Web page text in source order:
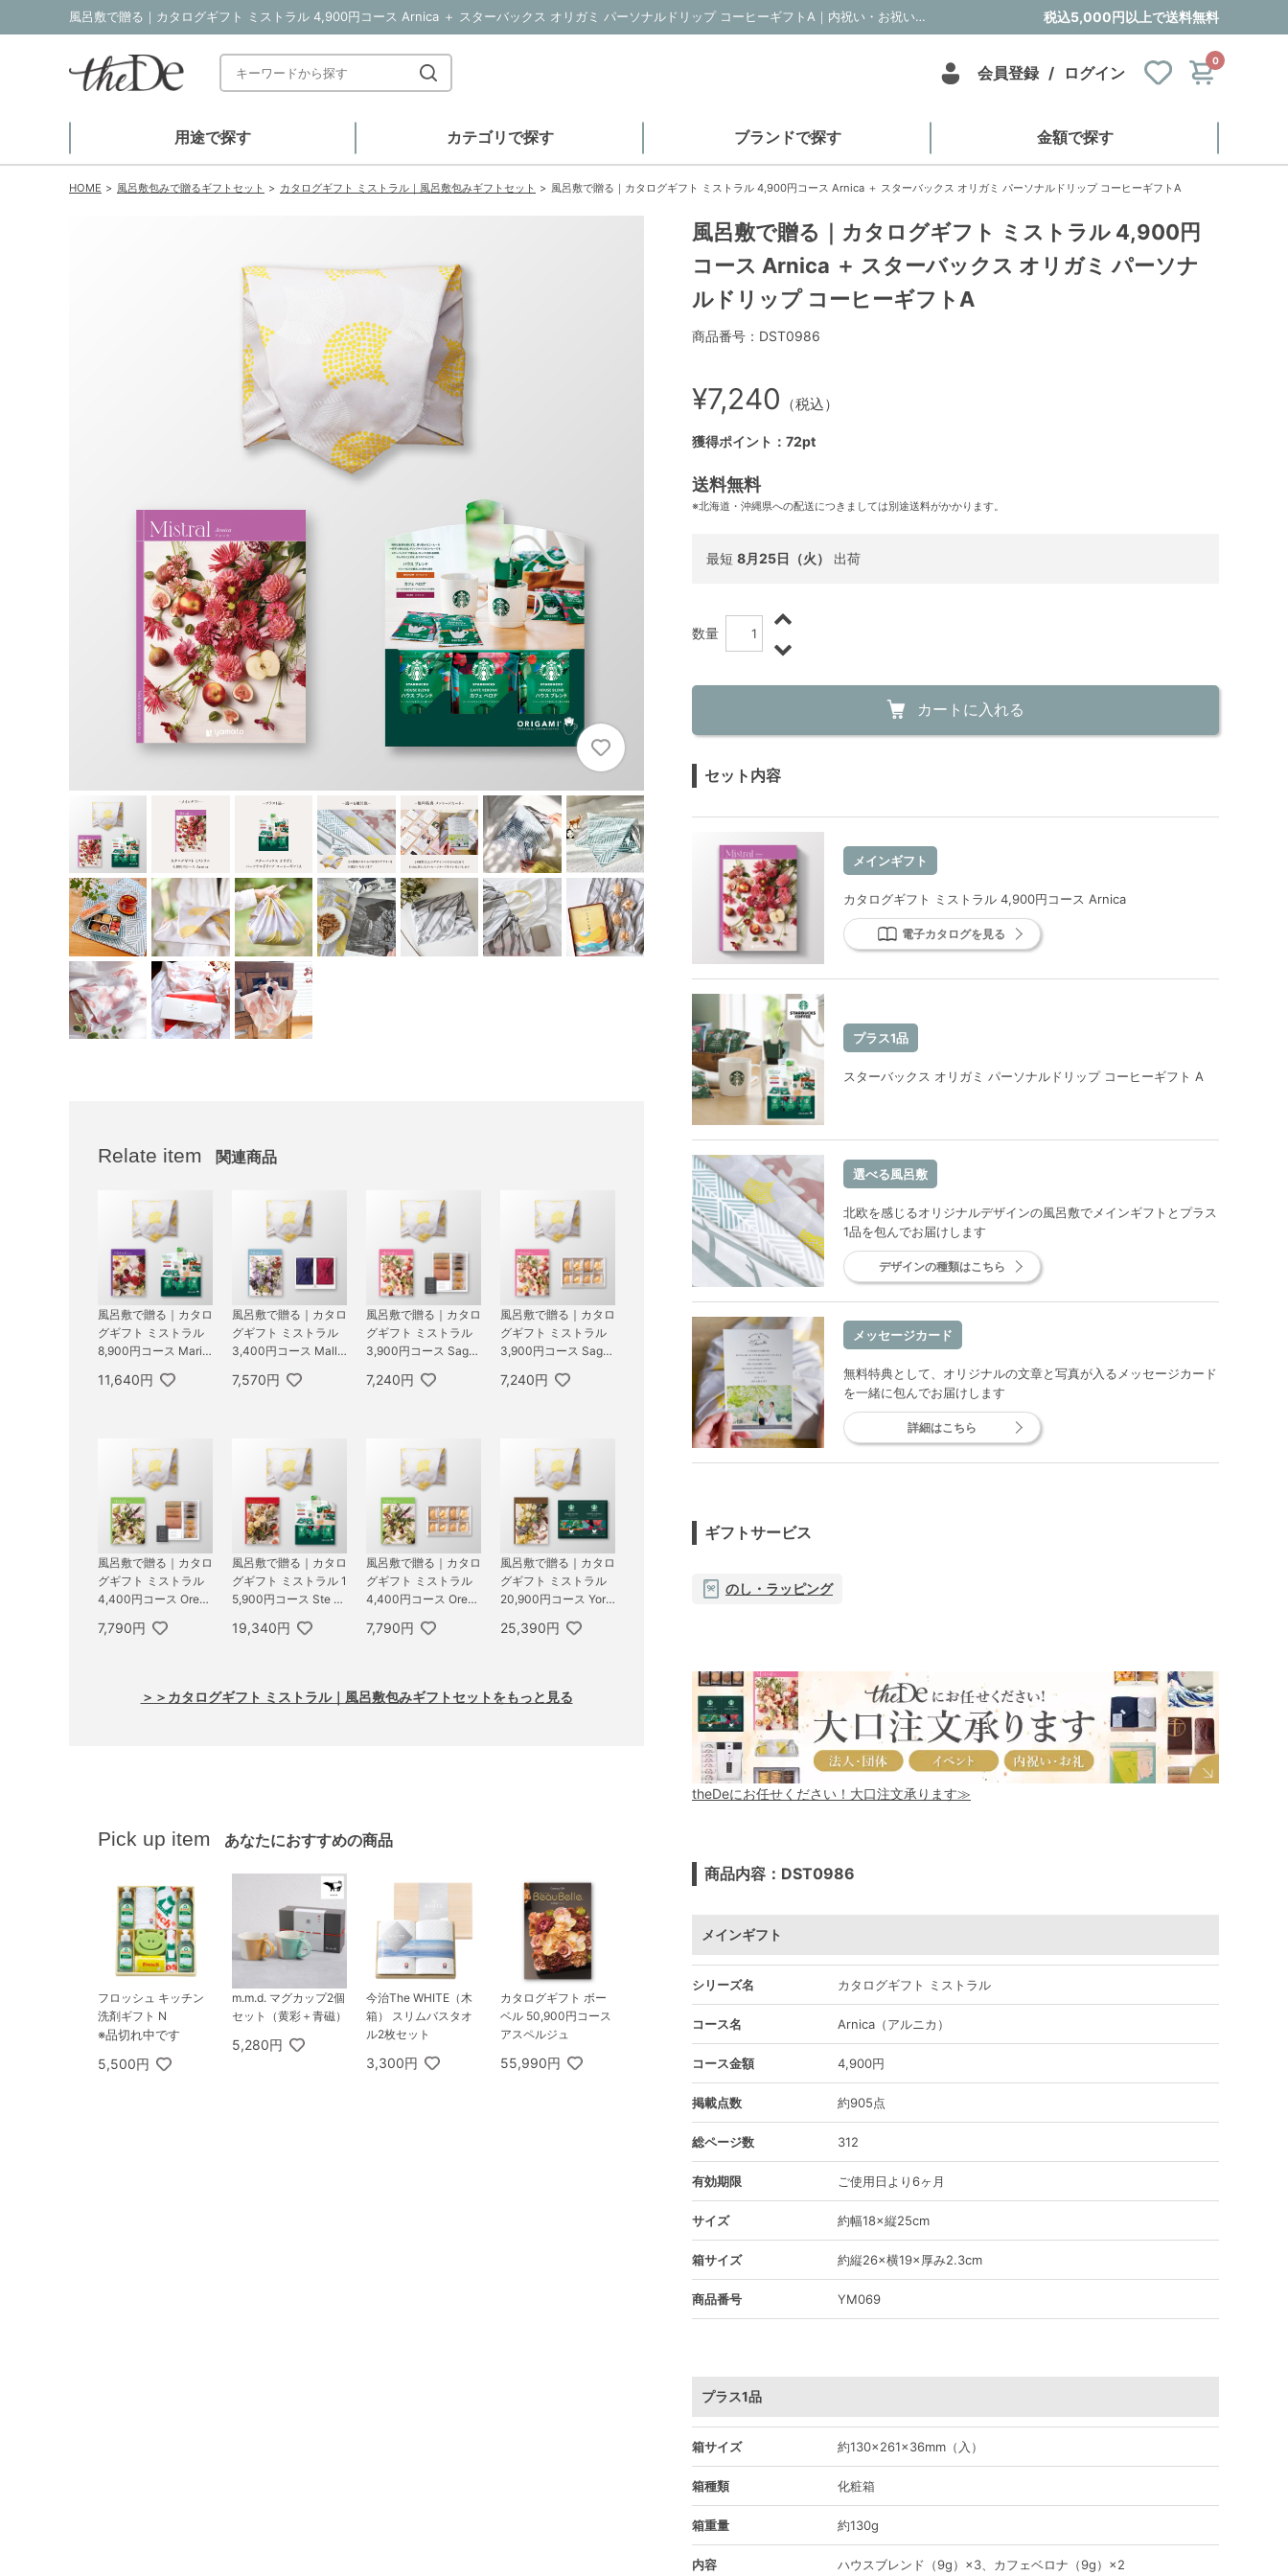
風呂敷で贈る｜カタログギフト ミストラル 4,900円コース Arnica ＋ スターバックス オリガミ パーソナルドリップ コーヒーギフトA｜内祝い・お祝い・ギフト・贈り物の通販サイトtheDe(ザディー) 税込5,000円以上で送料無料
会員登録 / ログイン
0
用途で探す カテゴリで探す ブランドで探す 金額で探す
HOME 風呂敷包みで贈るギフトセット カタログギフト ミストラル｜風呂敷包みギフトセット 風呂敷で贈る｜カタログギフト ミストラル 4,900円コース Arnica ＋ スターバックス オリガミ パーソナルドリップ コーヒーギフトA
Relate item 関連商品
風呂敷で贈る｜カタロ
グギフト ミストラル
8,900円コース Marig
オリガミ パーソナル
11,640円
風呂敷で贈る｜カタロ
グギフト ミストラル
3,400円コース Mallo
の恵みA
7,570円
風呂敷で贈る｜カタロ
グギフト ミストラル
3,900円コース Sage
Speciality Coffee＆
7,240円
風呂敷で贈る｜カタロ
グギフト ミストラル
3,900円コース Sage
トD
7,240円
風呂敷で贈る｜カタロ
グギフト ミストラル
4,400円コース Orega
ル Speciality Coffee
7,790円
風呂敷で贈る｜カタロ
グギフト ミストラル 1
5,900円コース Ste M
ス オリガミ パーソナ
19,340円
風呂敷で贈る｜カタロ
グギフト ミストラル
4,400円コース Orega
ットD
7,790円
風呂敷で贈る｜カタロ
グギフト ミストラル
20,900円コース York
リガミ パーソナルド
25,390円
＞＞カタログギフト ミストラル｜風呂敷包みギフトセットをもっと見る
Pick up item あなたにおすすめの商品
フロッシュ キッチン
洗剤ギフト N
※品切れ中です
5,500円
m.m.d. マグカップ2個
セット（黄彩＋青磁）
5,280円
今治The WHITE（木
箱） スリムバスタオ
ル2枚セット
3,300円
カタログギフト ボー
ベル 50,900円コース
アスペルジュ
55,990円
風呂敷で贈る｜カタログギフト ミストラル 4,900円
コース Arnica ＋ スターバックス オリガミ パーソナ
ルドリップ コーヒーギフトA
商品番号：DST0986
¥7,240 （税込）
獲得ポイント：72pt
送料無料
※北海道・沖縄県への配送につきましては別途送料がかかります。
最短 8月25日（火） 出荷
数量
カートに入れる
セット内容
メインギフト
カタログギフト ミストラル 4,900円コース Arnica
電子カタログを見る
プラス1品
スターバックス オリガミ パーソナルドリップ コーヒーギフト A
選べる風呂敷
北欧を感じるオリジナルデザインの風呂敷でメインギフトとプラス
1品を包んでお届けします
デザインの種類はこちら
メッセージカード
無料特典として、オリジナルの文章と写真が入るメッセージカード
を一緒に包んでお届けします
詳細はこちら
ギフトサービス
のし・ラッピング
theDeにお任せください！大口注文承ります≫
商品内容：DST0986
メインギフト
シリーズ名 カタログギフト ミストラル
コース名 Arnica（アルニカ）
コース金額 4,900円
掲載点数 約905点
総ページ数 312
有効期限 ご使用日より6ヶ月
サイズ 約幅18×縦25cm
箱サイズ 約縦26×横19×厚み2.3cm
商品番号 YM069
プラス1品
箱サイズ 約130×261×36mm（入）
箱種類 化粧箱
箱重量 約130g
内容 ハウスブレンド（9g）×3、カフェベロナ（9g）×2